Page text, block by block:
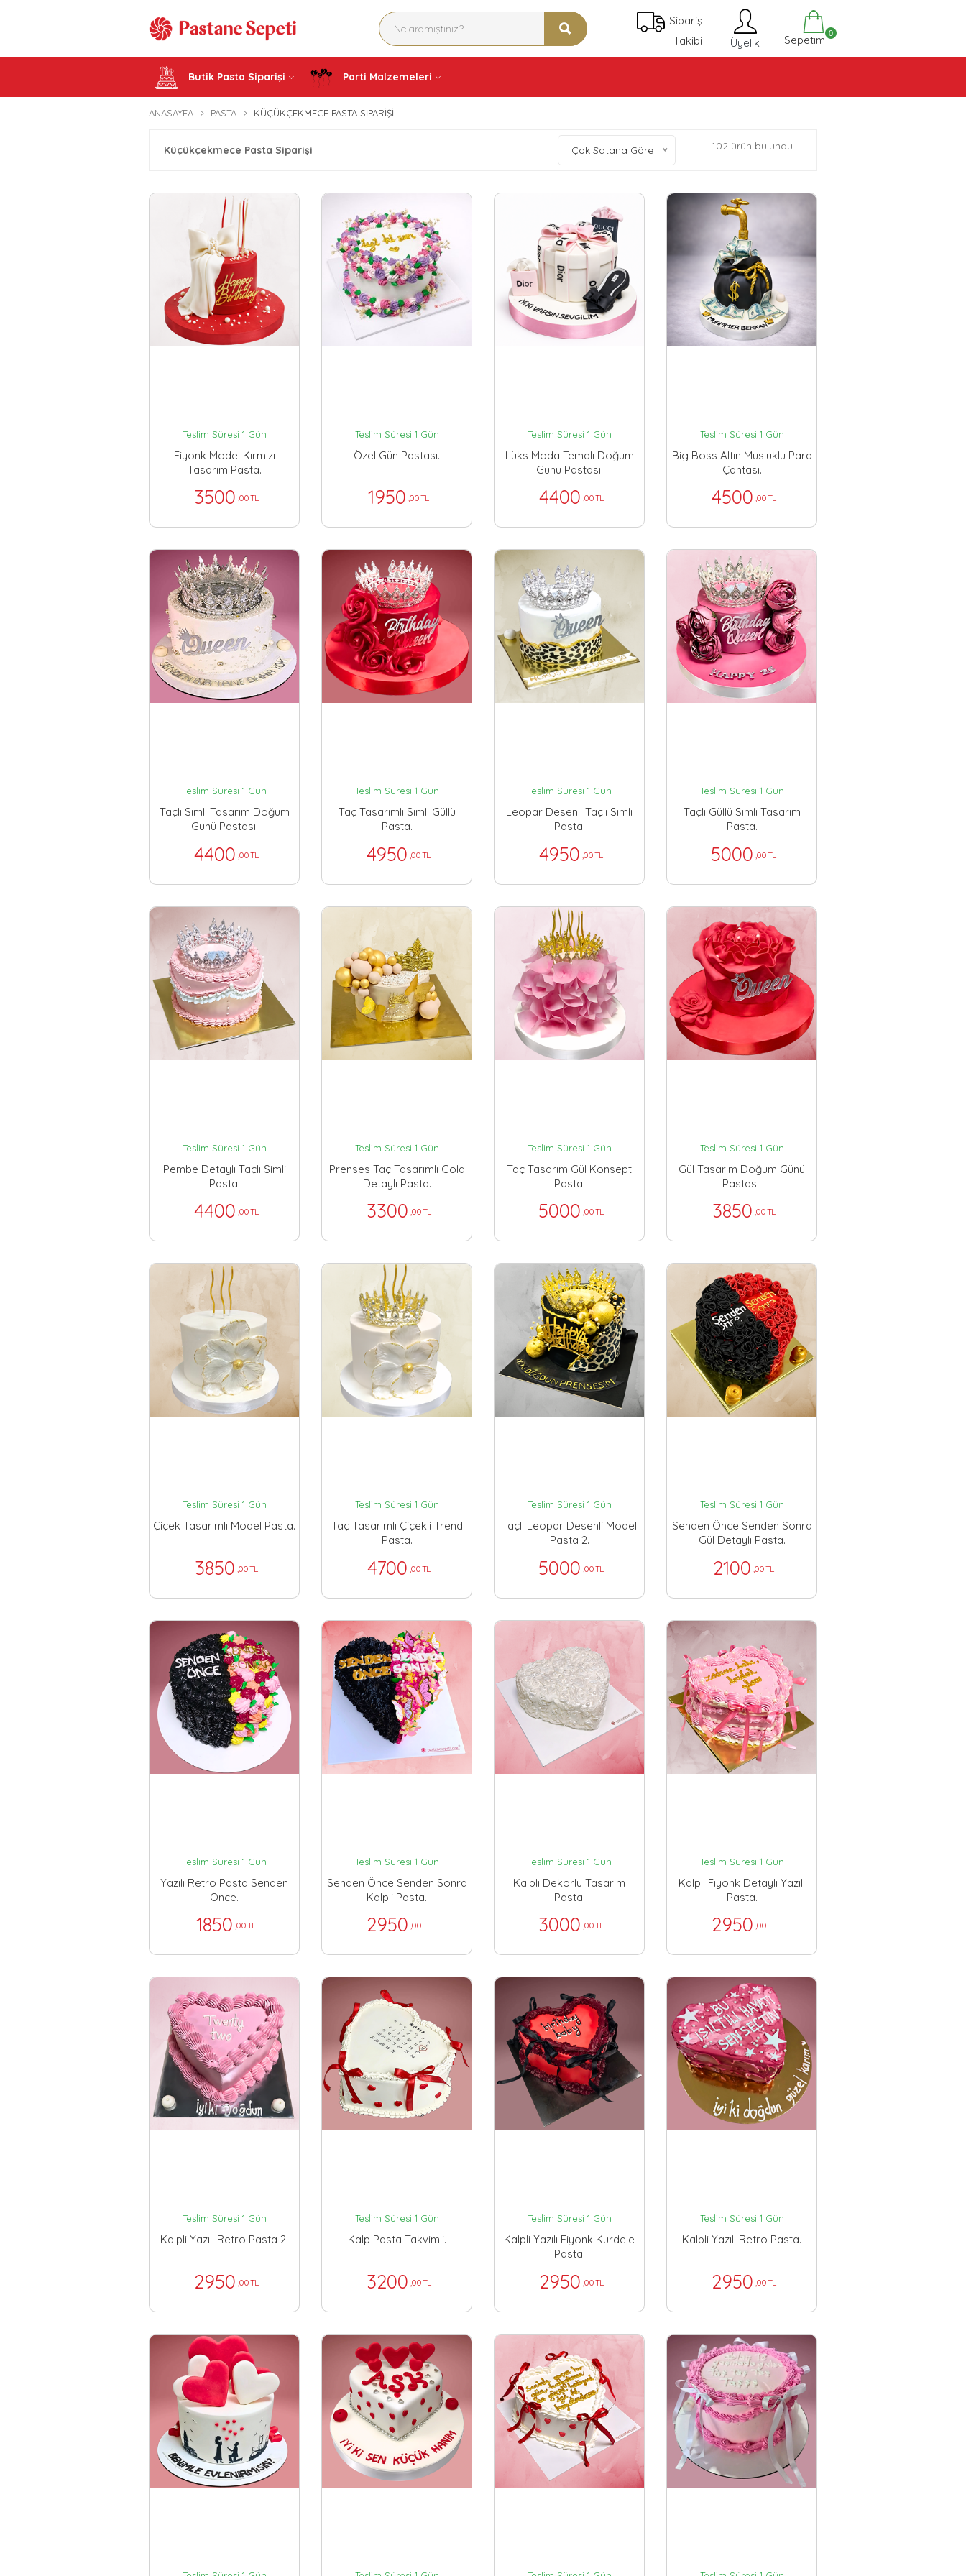
Sipariş
Takibi
Üyelik Sepetim 0
Butik Pasta Siparişi Parti Malzemeleri
ANASAYFA PASTA KÜÇÜKÇEKMECE PASTA SIPARIŞI
Küçükçekmece Pasta Siparişi Çok Satana Göre 102 ürün bulundu.
Teslim Süresi 1 Gün
Fiyonk Model Kırmızı
Tasarım Pasta.
3500 ,00 TL
Teslim Süresi 1 Gün
Özel Gün Pastası.
1950 ,00 TL
Teslim Süresi 1 Gün
Lüks Moda Temalı Doğum
Günü Pastası.
4400 ,00 TL
Teslim Süresi 1 Gün
Big Boss Altın Musluklu Para
Çantası.
4500 ,00 TL
Teslim Süresi 1 Gün
Taçlı Simli Tasarım Doğum
Günü Pastası.
4400 ,00 TL
Teslim Süresi 1 Gün
Taç Tasarımlı Simli Güllü
Pasta.
4950 ,00 TL
Teslim Süresi 1 Gün
Leopar Desenli Taçlı Simli
Pasta.
4950 ,00 TL
Teslim Süresi 1 Gün
Taçlı Güllü Simli Tasarım
Pasta.
5000 ,00 TL
Teslim Süresi 1 Gün
Pembe Detaylı Taçlı Simli
Pasta.
4400 ,00 TL
Teslim Süresi 1 Gün
Prenses Taç Tasarımlı Gold
Detaylı Pasta.
3300 ,00 TL
Teslim Süresi 1 Gün
Taç Tasarım Gül Konsept
Pasta.
5000 ,00 TL
Teslim Süresi 1 Gün
Gül Tasarım Doğum Günü
Pastası.
3850 ,00 TL
Teslim Süresi 1 Gün
Çiçek Tasarımlı Model Pasta.
3850 ,00 TL
Teslim Süresi 1 Gün
Taç Tasarımlı Çiçekli Trend
Pasta.
4700 ,00 TL
Teslim Süresi 1 Gün
Taçlı Leopar Desenli Model
Pasta 2.
5000 ,00 TL
Teslim Süresi 1 Gün
Senden Önce Senden Sonra
Gül Detaylı Pasta.
2100 ,00 TL
Teslim Süresi 1 Gün
Yazılı Retro Pasta Senden
Önce.
1850 ,00 TL
Teslim Süresi 1 Gün
Senden Önce Senden Sonra
Kalpli Pasta.
2950 ,00 TL
Teslim Süresi 1 Gün
Kalpli Dekorlu Tasarım
Pasta.
3000 ,00 TL
Teslim Süresi 1 Gün
Kalpli Fiyonk Detaylı Yazılı
Pasta.
2950 ,00 TL
Teslim Süresi 1 Gün
Kalpli Yazılı Retro Pasta 2.
2950 ,00 TL
Teslim Süresi 1 Gün
Kalp Pasta Takvimli.
3200 ,00 TL
Teslim Süresi 1 Gün
Kalpli Yazılı Fiyonk Kurdele
Pasta.
2950 ,00 TL
Teslim Süresi 1 Gün
Kalpli Yazılı Retro Pasta.
2950 ,00 TL